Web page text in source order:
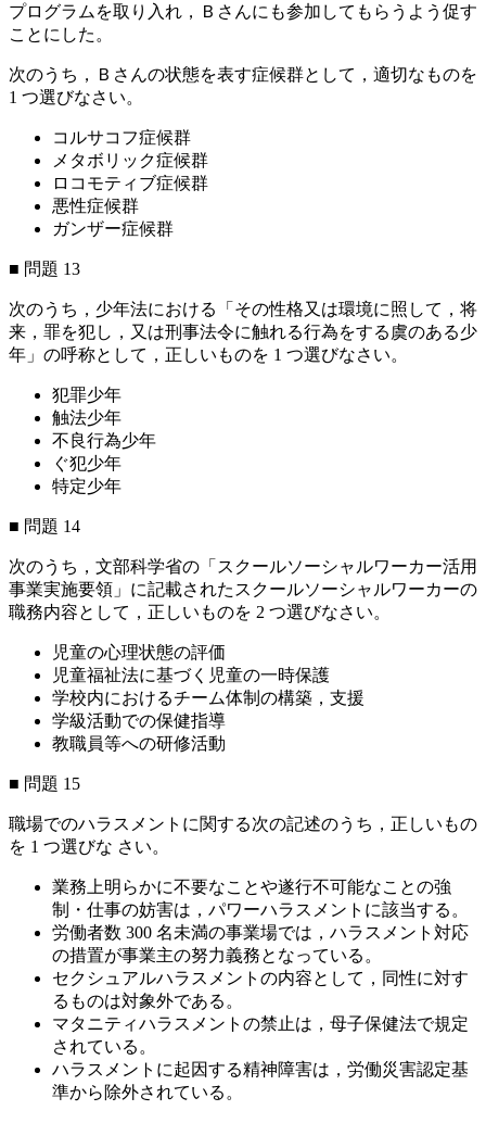
プログラムを取り入れ，Ｂさんにも参加してもらうよう促す
ことにした。
次のうち，Ｂさんの状態を表す症候群として，適切なものを
1 つ選びなさい。
コルサコフ症候群
メタボリック症候群
ロコモティブ症候群
悪性症候群
ガンザー症候群
■ 問題 13
次のうち，少年法における「その性格又は環境に照して，将
来，罪を犯し，又は刑事法令に触れる行為をする虞のある少
年」の呼称として，正しいものを 1 つ選びなさい。
犯罪少年
触法少年
不良行為少年
ぐ犯少年
特定少年
■ 問題 14
次のうち，文部科学省の「スクールソーシャルワーカー活用
事業実施要領」に記載されたスクールソーシャルワーカーの
職務内容として，正しいものを 2 つ選びなさい。
児童の心理状態の評価
児童福祉法に基づく児童の一時保護
学校内におけるチーム体制の構築，支援
学級活動での保健指導
教職員等への研修活動
■ 問題 15
職場でのハラスメントに関する次の記述のうち，正しいもの
を 1 つ選びな さい。
業務上明らかに不要なことや遂行不可能なことの強
制・仕事の妨害は，パワーハラスメントに該当する。
労働者数 300 名未満の事業場では，ハラスメント対応
の措置が事業主の努力義務となっている。
セクシュアルハラスメントの内容として，同性に対す
るものは対象外である。
マタニティハラスメントの禁止は，母子保健法で規定
されている。
ハラスメントに起因する精神障害は，労働災害認定基
準から除外されている。